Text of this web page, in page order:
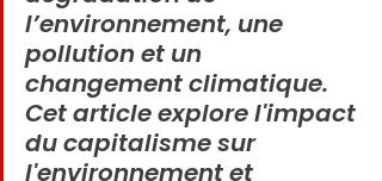
l’environnement, une
pollution et un
changement climatique.
Cet article explore l'impact
du capitalisme sur
l'environnement et